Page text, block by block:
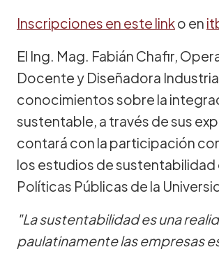
Inscripciones en este linko en
El Ing. Mag. Fabián Chafir,
Docente y Diseñadora
conocimientos sobre la
sustentable, a través de sus
contará con la participación
los estudios de sustentabilidad
Políticas Públicas de la
"La sustentabilidad es una
paulatinamente las empresas